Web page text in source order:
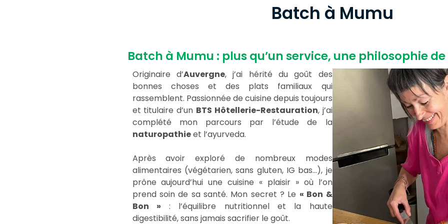
Batch à Mumu
Batch à Mumu : plus qu’un service, une philosophie de
Originaire d’Auvergne, j’ai hérité du goût des
bonnes choses et des plats familiaux qui
rassemblent. Passionnée de cuisine depuis toujours
et titulaire d’un BTS Hôtellerie-Restauration, j’ai
complété mon parcours par l’étude de la
naturopathieet l’ayurveda.
Après avoir exploré de nombreux modes
alimentaires (végétarien, sans gluten, IG bas…), je
prône aujourd’hui une cuisine « plaisir » où l’on
prend soin de sa santé. Mon secret ? Le « Bon &
Bon » : l’équilibre nutritionnel et la haute
digestibilité, sans jamais sacrifier le goût.